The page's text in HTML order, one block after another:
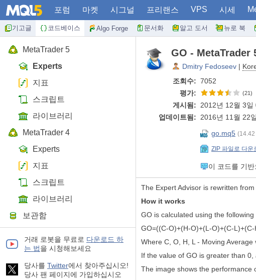
포럼 마켓 시그널 프리랜스 VPS 시세
기고글 코드베이스 Algo Forge 문서화 알고 도서 뉴로 북
MetaTrader 5
Experts
지표
스크립트
라이브러리
MetaTrader 4
Experts
지표
스크립트
라이브러리
보관함
거래 로봇을 무료로 다운로드 하
는 법을 시청해보세요
당사를 Twitter에서 찾아주십시오!
당사 팬 페이지에 가입하십시오
GO - MetaTrader
Dmitry Fedoseev |
조회수: 7052
평가:
(21)
게시됨:
2012년 12월 3일
업데이트됨:
2016년 11월 22
go.mq5 (14.42
ZIP 파일로 다운
이 코드를 기
The Expert Advisor is rewritten
How it works
GO is calculated using the following
GO=((C-O)+(H-O)+(L-O)+(C-L)+(C-
Where C, O, H, L - Moving
If the value of GO is greater than
The image shows the performance